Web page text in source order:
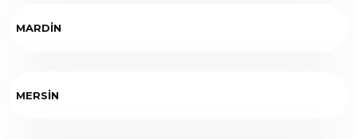
MARDİN
MERSİN